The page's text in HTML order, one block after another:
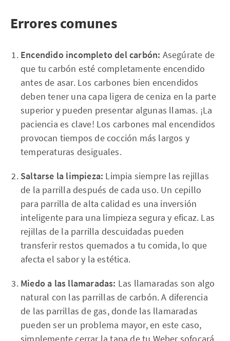
Errores comunes
Encendido incompleto del carbón: Asegúrate de
que tu carbón esté completamente encendido
antes de asar. Los carbones bien encendidos
deben tener una capa ligera de ceniza en la parte
superior y pueden presentar algunas llamas. ¡La
paciencia es clave! Los carbones mal encendidos
provocan tiempos de cocción más largos y
temperaturas desiguales.
Saltarse la limpieza: Limpia siempre las rejillas
de la parrilla después de cada uso. Un cepillo
para parrilla de alta calidad es una inversión
inteligente para una limpieza segura y eficaz. Las
rejillas de la parrilla descuidadas pueden
transferir restos quemados a tu comida, lo que
afecta el sabor y la estética.
Miedo a las llamaradas: Las llamaradas son algo
natural con las parrillas de carbón. A diferencia
de las parrillas de gas, donde las llamaradas
pueden ser un problema mayor, en este caso,
simplemente cerrar la tapa de tu Weber sofocará